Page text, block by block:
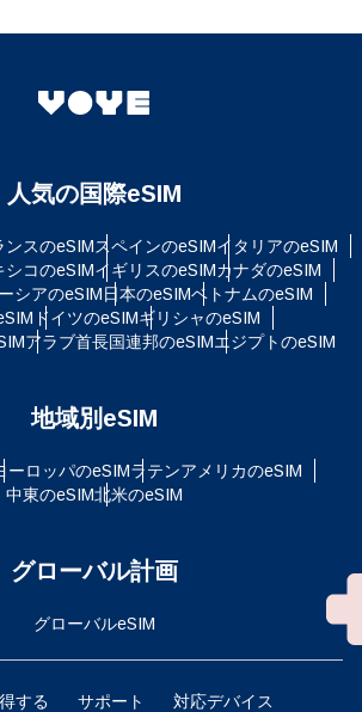
人気の国際eSIM
ンスのeSIMスペインのeSIMイタリアのeSIM
シコのeSIMイギリスのeSIMカナダのeSIM
シアのeSIM日本のeSIMベトナムのeSIM
ドイツのeSIMギリシャのeSIM
アラブ首長国連邦のeSIMエジプトのeSIM
地域別eSIM
ーロッパのeSIMラテンアメリカのeSIM
中東のeSIM北米のeSIM
グローバル計画
グローバルeSIM
する サポート 対応デバイス